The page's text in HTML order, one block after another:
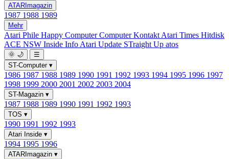
ATARImagazin
1987 1988 1989
Mehr
Atari Phile Happy ComputerComputer Kontakt Atari Times Hitdisk
ACE NSW Inside Info Atari Update STraight Up atos
🌞 🌙
☰
ST-Computer ▾
1986 1987 1988 1989 1990 1991 1992 1993 1994 1995 1996 1997
1998 1999 2000 2001 2002 2003 2004
ST-Magazin ▾
1987 1988 1989 1990 1991 1992 1993
TOS ▾
1990 1991 1992 1993
Atari Inside ▾
1994 1995 1996
ATARImagazin ▾